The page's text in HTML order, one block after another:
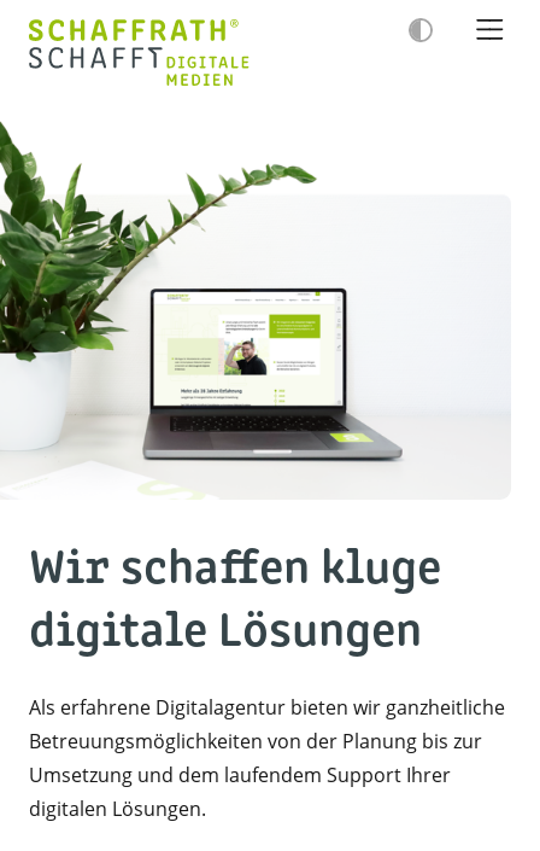
Wir schaffen kluge
digitale Lösungen
Als erfahrene Digitalagentur bieten wir ganzheitliche
Betreuungsmöglichkeiten von der Planung bis zur
Umsetzung und dem laufendem Support Ihrer
digitalen Lösungen.